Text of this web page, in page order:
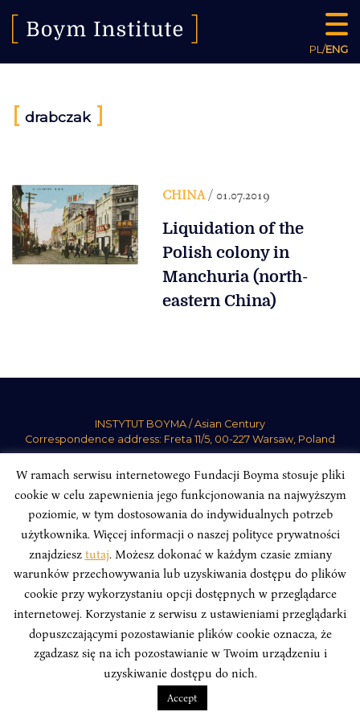
PL/ENG
[ drabczak]
CHINA/ 01.07.2019
Liquidation of the
Polish colony in
Manchuria (north-
eastern China)
INSTYTUT BOYMA / Asian Century
Correspondence address: Freta 11/5, 00-227 Warsaw, Poland
Stay Connected, Visit our Social Media Pages:
Boym Institute. All right reserved.
Polityka Prywatności Serwisu
Polityka Prywatności Fundacji
design Beata Świerczyńska , development Alan Głodek
W ramach serwisu internetowego Fundacji Boyma stosuje pliki
cookie w celu zapewnienia jego funkcjonowania na najwyższym
poziomie, w tym dostosowania do indywidualnych potrzeb
użytkownika. Więcej informacji o naszej polityce prywatności
znajdziesz tutaj. Możesz dokonać w każdym czasie zmiany
warunków przechowywania lub uzyskiwania dostępu do plików
cookie przy wykorzystaniu opcji dostępnych w przeglądarce
internetowej. Korzystanie z serwisu z ustawieniami przeglądarki
dopuszczającymi pozostawianie plików cookie oznacza, że
zgadzasz się na ich pozostawianie w Twoim urządzeniu i
uzyskiwanie dostępu do nich.
Accept